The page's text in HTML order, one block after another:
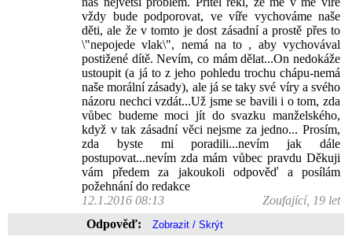
vždy bude podporovat, ve víře vychováme naše
děti, ale že v tomto je dost zásadní a prostě přes to
\"nepojede vlak\", nemá na to , aby vychovával
postižené dítě. Nevím, co mám dělat...On nedokáže
ustoupit (a já to z jeho pohledu trochu chápu-nemá
naše morální zásady), ale já se taky své víry a svého
názoru nechci vzdát...Už jsme se bavili i o tom, zda
vůbec budeme moci jít do svazku manželského,
když v tak zásadní věci nejsme za jedno... Prosím,
zda byste mi poradili...nevím jak dále
postupovat...nevím zda mám vůbec pravdu Děkuji
vám předem za jakoukoli odpověď a posílám
požehnání do redakce
12.1.2016 08:13
Zoufající, 19 let
Odpověď: